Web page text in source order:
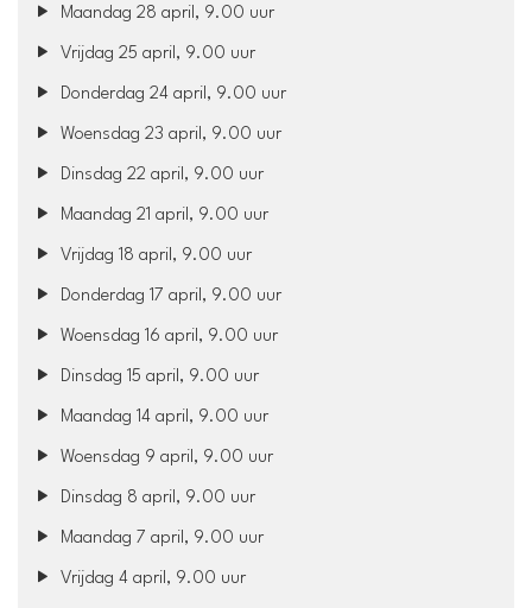
Maandag 28 april, 9.00 uur
Vrijdag 25 april, 9.00 uur
Donderdag 24 april, 9.00 uur
Woensdag 23 april, 9.00 uur
Dinsdag 22 april, 9.00 uur
Maandag 21 april, 9.00 uur
Vrijdag 18 april, 9.00 uur
Donderdag 17 april, 9.00 uur
Woensdag 16 april, 9.00 uur
Dinsdag 15 april, 9.00 uur
Maandag 14 april, 9.00 uur
Woensdag 9 april, 9.00 uur
Dinsdag 8 april, 9.00 uur
Maandag 7 april, 9.00 uur
Vrijdag 4 april, 9.00 uur